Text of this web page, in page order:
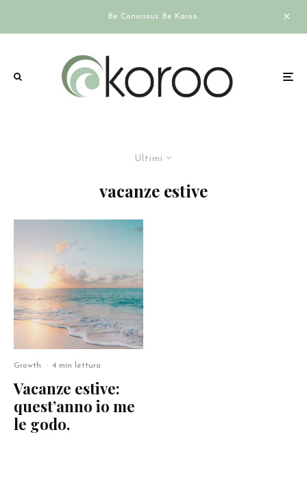
Be Conscious. Be Koroo.
Ultimi
vacanze estive
Growth · 4 min lettura
Vacanze estive:
quest’anno io me
le godo.